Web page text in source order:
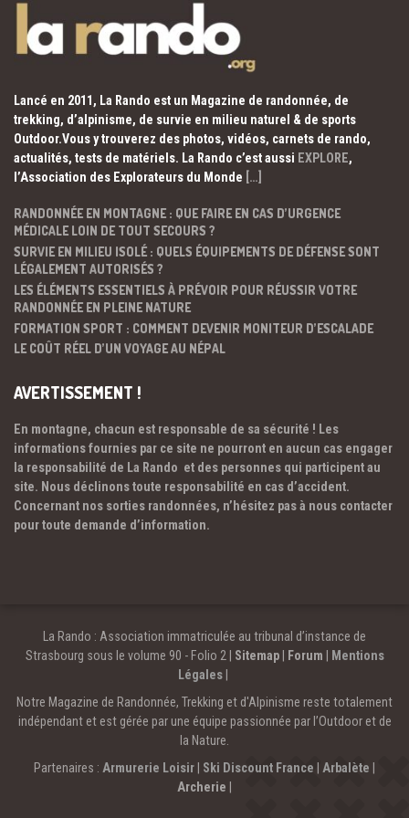
Lancé en 2011, La Rando est un Magazine de randonnée, de
trekking, d’alpinisme, de survie en milieu naturel & de sports
Outdoor.Vous y trouverez des photos, vidéos, carnets de rando,
actualités, tests de matériels. La Rando c’est aussi EXPLORE,
l’Association des Explorateurs du Monde […]
RANDONNÉE EN MONTAGNE : QUE FAIRE EN CAS D’URGENCE
MÉDICALE LOIN DE TOUT SECOURS ?
SURVIE EN MILIEU ISOLÉ : QUELS ÉQUIPEMENTS DE DÉFENSE SONT
LÉGALEMENT AUTORISÉS ?
LES ÉLÉMENTS ESSENTIELS À PRÉVOIR POUR RÉUSSIR VOTRE
RANDONNÉE EN PLEINE NATURE
FORMATION SPORT : COMMENT DEVENIR MONITEUR D’ESCALADE
LE COÛT RÉEL D’UN VOYAGE AU NÉPAL
AVERTISSEMENT !
En montagne, chacun est responsable de sa sécurité ! Les
informations fournies par ce site ne pourront en aucun cas engager
la responsabilité de La Rando et des personnes qui participent au
site. Nous déclinons toute responsabilité en cas d’accident.
Concernant nos sorties randonnées, n’hésitez pas à nous contacter
pour toute demande d’information.
La Rando : Association immatriculée au tribunal d’instance de
Strasbourg sous le volume 90 - Folio 2 | Sitemap| Forum
Mentions
Légales
Notre Magazine de Randonnée, Trekking et d'Alpinisme reste totalement
indépendant et est gérée par une équipe passionnée par l’Outdoor et de
la Nature.
Partenaires : Armurerie Loisir | Ski Discount France | Arbalète |
Archerie |